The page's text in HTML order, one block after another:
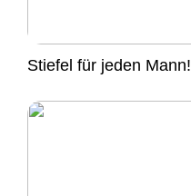
Stiefel für jeden Mann!